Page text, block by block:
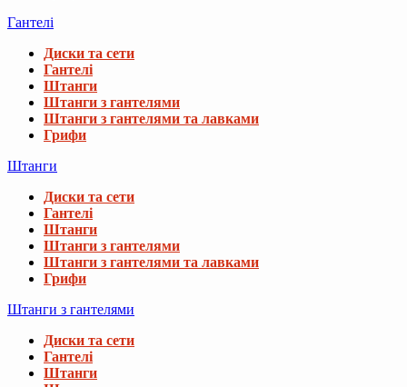
Гантелі
Диски та сети
Гантелі
Штанги
Штанги з гантелями
Штанги з гантелями та лавками
Грифи
Штанги
Диски та сети
Гантелі
Штанги
Штанги з гантелями
Штанги з гантелями та лавками
Грифи
Штанги з гантелями
Диски та сети
Гантелі
Штанги